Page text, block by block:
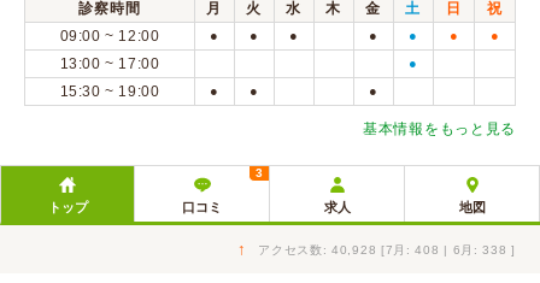
Calooペットとは？
口コミ投稿
診察時間 月 火 水 木 金 土 日
祝
09:00 ~ 12:00
● ● ● ● ● ● ●
13:00 ~ 17:00 ●
15:30 ~ 19:00 ● ● ●
基本情報をもっと見る
トップ 口コミ
3
求人 地図
↑ アクセス数: 40,928 [7月: 408 | 6月: 338 ]